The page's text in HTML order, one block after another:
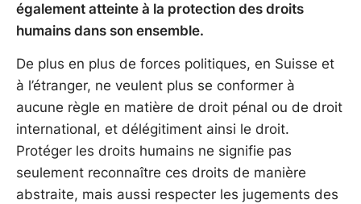
également atteinte à la protection des droits
humains dans son ensemble.
De plus en plus de forces politiques, en Suisse et
à l’étranger, ne veulent plus se conformer à
aucune règle en matière de droit pénal ou de droit
international, et délégitiment ainsi le droit.
Protéger les droits humains ne signifie pas
seulement reconnaître ces droits de manière
abstraite, mais aussi respecter les jugements des